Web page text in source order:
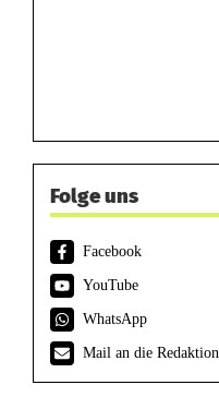
Folge uns
Facebook
YouTube
WhatsApp
Mail an die Redaktion